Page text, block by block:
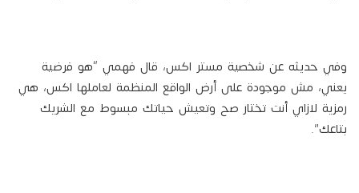
وفي حديثه عن شخصية مستر اكس، قال فهمي “هو فرضية
يعني، مش موجودة على أرض الواقع المنظمة لعاملها اكس، هي
رمزية لازاي أنت تختار صح وتعيش حياتك مبسوط مع الشريك
بتاعك”.